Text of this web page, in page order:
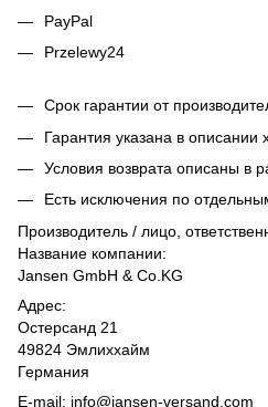
PayPal
Przelewy24
Срок гарантии от
Гарантия указана в описании
Условия возврата описаны в
Есть исключения по
Производитель / лицо,
Название компании:
Jansen GmbH & Co.KG
Адрес:
Остерсанд 21
49824 Эмлиххайм
Германия
E-mail: info@jansen-versand.com